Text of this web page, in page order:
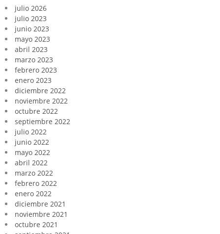
julio 2026
julio 2023
junio 2023
mayo 2023
abril 2023
marzo 2023
febrero 2023
enero 2023
diciembre 2022
noviembre 2022
octubre 2022
septiembre 2022
julio 2022
junio 2022
mayo 2022
abril 2022
marzo 2022
febrero 2022
enero 2022
diciembre 2021
noviembre 2021
octubre 2021